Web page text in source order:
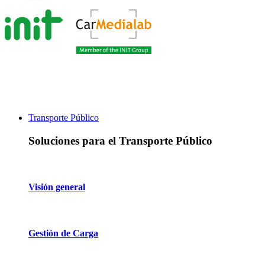
Transporte Público
Soluciones para el Transporte Público
Visión general
Gestión de Carga